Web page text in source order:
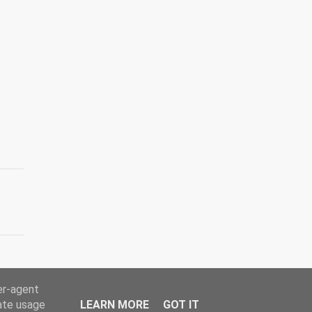
agent
usage
LEARN MORE GOT IT